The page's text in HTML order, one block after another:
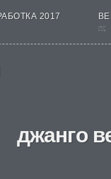
2017
nt
джанго